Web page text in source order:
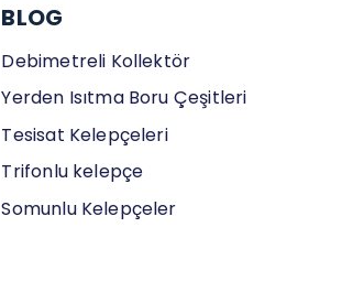
BLOG
Debimetreli Kollektör
Yerden Isıtma Boru Çeşitleri
Tesisat Kelepçeleri
Trifonlu kelepçe
Somunlu Kelepçeler